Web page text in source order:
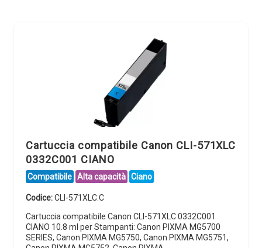
Cartuccia compatibile Canon CLI-571XLC
0332C001 CIANO
Compatibile Alta capacità Ciano
Codice:CLI-571XLC.C
Cartuccia compatibile Canon CLI-571XLC 0332C001
CIANO 10.8 ml per Stampanti: Canon PIXMA MG5700
SERIES, Canon PIXMA MG5750, Canon PIXMA MG5751,